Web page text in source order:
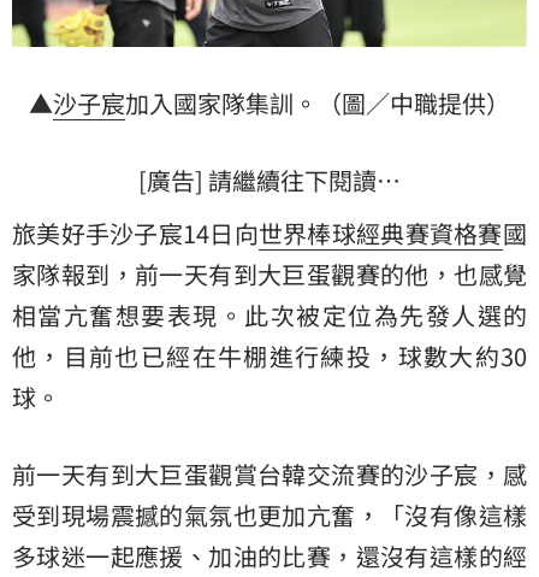
▲沙子宸加入國家隊集訓。（圖／中職提供）
[廣告] 請繼續往下閱讀…
旅美好手沙子宸14日向世界棒球經典賽資格賽國
家隊報到，前一天有到大巨蛋觀賽的他，也感覺
相當亢奮想要表現。此次被定位為先發人選的
他，目前也已經在牛棚進行練投，球數大約30
球。
前一天有到大巨蛋觀賞台韓交流賽的沙子宸，感
受到現場震撼的氣氛也更加亢奮，「沒有像這樣
多球迷一起應援、加油的比賽，還沒有這樣的經